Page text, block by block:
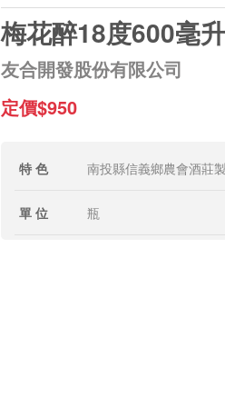
梅花醉18度600毫升
友合開發股份有限公司
定價$950
特 色 南投縣信義鄉農會酒莊
單 位 瓶